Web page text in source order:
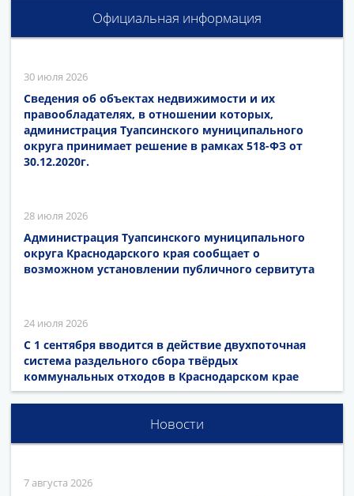
Официальная информация
30 июля 2026
Сведения об объектах недвижимости и их
правообладателях, в отношении которых,
администрация Туапсинского муниципального
округа принимает решение в рамках 518-ФЗ от
30.12.2020г.
28 июля 2026
Администрация Туапсинского муниципального
округа Краснодарского края сообщает о
возможном установлении публичного сервитута
24 июля 2026
С 1 сентября вводится в действие двухпоточная
система раздельного сбора твёрдых
коммунальных отходов в Краснодарском крае
Новости
7 августа 2026